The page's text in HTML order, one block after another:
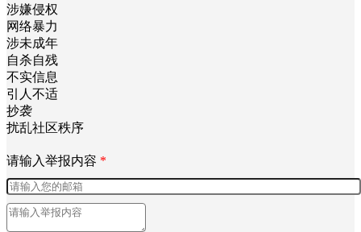
涉嫌侵权
网络暴力
涉未成年
自杀自残
不实信息
引人不适
抄袭
扰乱社区秩序
请输入举报内容 *